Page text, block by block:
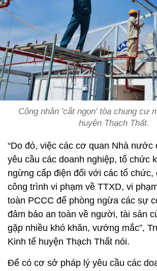
Công nhân 'cắt ngọn' tòa chung cư
huyện Thạch Thất.
“Do đó, việc các cơ quan Nhà nước
yêu cầu các doanh nghiệp, tổ chức
ngừng cấp điện đối với các tổ chức,
công trình vi phạm về TTXD, vi
toàn PCCC để phòng ngừa các sự
đảm bảo an toàn về người, tài sản
gặp nhiều khó khăn, vướng mắc”,
Kinh tế huyện Thạch Thất nói.
Để có cơ sở pháp lý yêu cầu các